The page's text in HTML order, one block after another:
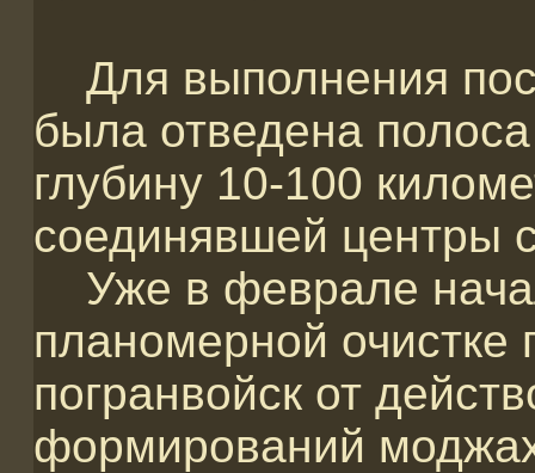
Для выполнения
была отведена
глубину 10-100
соединявшей центры
Уже в феврале
планомерной очистке
погранвойск от
формирований